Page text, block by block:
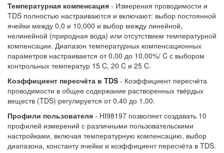
Температурная компенсация - Измерения проводимости и
TDS полностью настраиваются и включают: выбор постоянной
ячейки между 0,0 и 10,000 и выбор между линейной,
нелинейной (природная вода) или отсутствием температурной
компенсации. Диапазон температурных компенсационных
параметров настраивается от 0,00 до 10,00%/ C с выбором
контрольных температур 15 C, 20 C и 25 C.
Коэффициент пересчёта в TDS - Коэффициент пересчёта
проводимости в общее содержание растворенных твёрдых
веществ (TDS) регулируется от 0,40 до 1,00.
Профили пользователя - HI98197 позволяет создавать 10
профилей измерений с различными пользовательскими
настройками, включая температурную компенсацию, выбор
диапазона, константу ячейки и коэффициент пересчёта в TDS.